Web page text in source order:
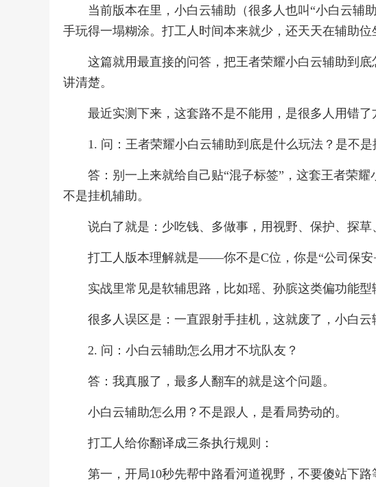
当前版本在里，小白云辅助（很多人也叫“小白云辅
手玩得一塌糊涂。打工人时间本来就少，还天天在辅助位
这篇就用最直接的问答，把王者荣耀小白云辅助到
讲清楚。
最近实测下来，这套路不是不能用，是很多人用错了
1. 问：王者荣耀小白云辅助到底是什么玩法？是不是
答：别一上来就给自己贴“混子标签”，这套王者荣耀
不是挂机辅助。
说白了就是：少吃钱、多做事，用视野、保护、探草
打工人版本理解就是——你不是C位，你是“公司保安+
实战里常见是软辅思路，比如瑶、孙膑这类偏功能型
很多人误区是：一直跟射手挂机，这就废了，小白云
2. 问：小白云辅助怎么用才不坑队友？
答：我真服了，最多人翻车的就是这个问题。
小白云辅助怎么用？不是跟人，是看局势动的。
打工人给你翻译成三条执行规则：
第一，开局10秒先帮中路看河道视野，不要傻站下路